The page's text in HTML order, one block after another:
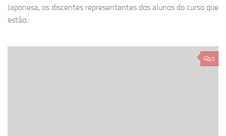
Japonesa, os discentes representantes dos alunos do curso que
estão...
0